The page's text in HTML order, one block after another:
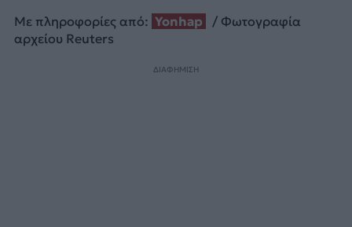
Με πληροφορίες από: Yonhap
/ Φωτογραφία
αρχείου Reuters
ΔΙΑΦΗΜΙΣΗ